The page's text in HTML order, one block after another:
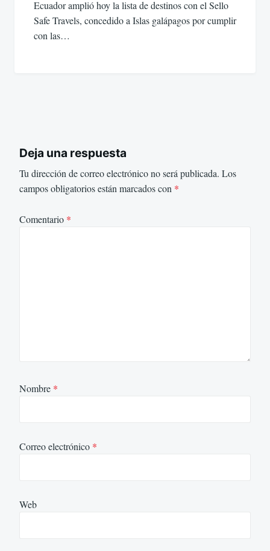
Ecuador amplió hoy la lista de destinos con el Sello
Safe Travels, concedido a Islas galápagos por cumplir
con las…
Deja una respuesta
Tu dirección de correo electrónico no será publicada. Los
campos obligatorios están marcados con *
Comentario *
Nombre *
Correo electrónico *
Web